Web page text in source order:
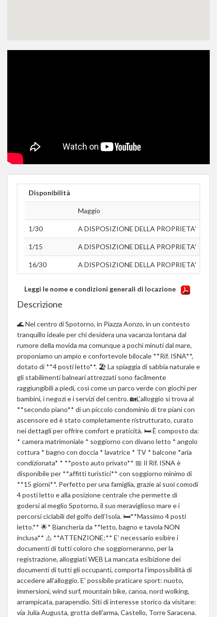
Disponibilità
Maggio
1/30 A DISPOSIZIONE DELLA PROPRIETA'
1/15 A DISPOSIZIONE DELLA PROPRIETA'
16/30 A DISPOSIZIONE DELLA PROPRIETA'
Leggi le nome e condizioni generali di locazione
Descrizione
🌊 Nel centro di Spotorno, in Piazza Aonzo, in un contesto
tranquillo ideale per chi desidera una vacanza lontana dal
rumore della movida ma comunque a pochi minuti dal mare,
proponiamo un ampio e confortevole bilocale **Rif. ISNA**,
dotato di **4 posti letto**. 🏖 La spiaggia di sabbia naturale e
gli stabilimenti balneari attrezzati sono facilmente
raggiungibili a piedi, così come un parco verde con giochi per
bambini, i negozi e i servizi del centro. 🏡L’alloggio si trova al
**secondo piano** di un piccolo condominio di tre piani con
ascensore ed è stato completamente ristrutturato, curato
nei dettagli per offrire comfort e praticità. 🛏 È composto da:
* camera matrimoniale * soggiorno con divano letto * angolo
cottura * bagno con doccia * lavatrice * TV * balcone *aria
condizionata* * **posto auto privato** 📅 Il Rif. ISNA è
disponibile per **affitti turistici** con soggiorno minimo di
**15 giorni**. Perfetto per una famiglia, grazie ai suoi comodi
4 posti letto e alla posizione centrale che permette di
godersi al meglio Spotorno, il suo meraviglioso mare e i
percorsi ciclabili del golfo dell’Isola. 🛏**Massimo 4 posti
letto.** 🌟* Biancheria da **letto, bagno e tavola NON
inclusa** ⚠️ **ATTENZIONE:** E' necessario esibire i
documenti di tutti coloro che soggiorneranno, per la
registrazione, alloggiati WEB La mancata esibizione dei
documenti di tutti gli occupanti, comporta l’impossibilità di
accedere all’alloggio. E' possibile praticare sport: nuoto,
immersioni, wind surf, mountain bike, canoa, nord wolking,
arrampicata, parapendio. Siti di interesse storico da visitare:
via Julia Augusta, grotta dell'arma, Castello, Torre Saracena.